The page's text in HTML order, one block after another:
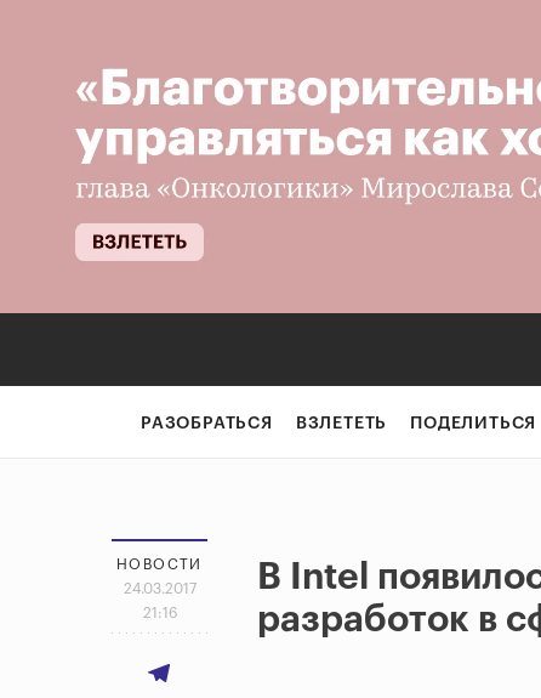
РАЗОБРАТЬСЯ ВЗЛЕТЕТЬ ПОДЕЛИТЬСЯ
НОВОСТИ
24.03.2017
21:16
В Intel
разработок в